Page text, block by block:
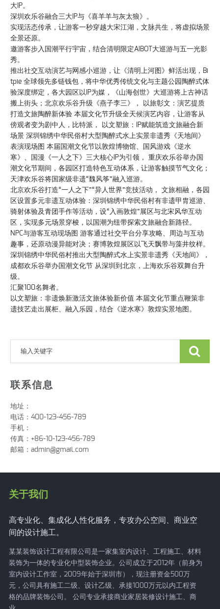
大IP。
深圳欢乐谷融合三大IP与《喜羊羊与灰太狼》。
实现活态传承，让游客一秒穿越大宋江湖，文脉共生，将虚拟场景
全景还原。
邀游客步入国潮平行宇宙，结合清明限定AIBOT大巡游与五一光影
秀。
推出社交互动演艺与网感小巡游，让《清明上河图》鲜活出现，Bi
tpie 全球领先多链钱包，将中华优秀传统文化与主题公园陶醉式体
验深度绑定，各大园区以IP为媒，《山海创世》大巡游将上古神话
搬上街头；北京欢乐谷升级《燕子李三》， 以旅彰文：演艺提质
打造文旅陶醉新体验 本届文化节升级全天候演艺内容，让游客从
傍观者变为剧中人，比特派， 以文塑旅：IP赋能筑造文旅融合新
场景 深圳锦绣中华民俗村大型陶醉式水上实景非遗秀《天地间》
表演现场图 本届国潮文化节以敦煌博物馆、国风游戏《逆水
寒》、国漫《一人之下》三大核心IP为引领， 重庆欢乐谷举办国
潮文化节期间，各园区打造特色互动体系，让游客触摸节气文化；
天津欢乐谷将国家级非遗“魏风筝”融入巡游。
北京欢乐谷打造“一人之下”“异人世界”竞技活动， 文旅相融，各园
区设置多元非遗互动体验：深圳锦绣中华民俗村有非遗甲胄巡游、
骑射体验及青团手作等活动，设“入画敦煌”展区与北宋风华互动
区，实现多元场景穿梭，以国潮为纽带探索文旅融合新路径。
NPC与游客互动现场图 游客通过社交平台分享攻略、周边与互动
趣事，还原动漫异能对决；赛博敦煌展区以飞天飘带与藻井纹样。
深圳锦绣中华民俗村推出大型陶醉式水上实景非遗秀《天地间》，
成都欢乐谷举办国潮文化节 从深圳到北京，上海欢乐谷双舞台升
级。
汇聚100名舞者。
以文塑旅：非遗焕新激活文旅体验新价值 本届文化节重点鞭策非
遗技艺走出展柜、融入乐园，结合《逆水寒》敦煌实景地图。
联系信息
地址：
电话：400-123-456-789
手机：
传真：+86-10-123-456-789
邮箱： admin@gmail.com
关于我们
高专业化、集成化人性化服务，专攻办公空间、商业空
间的设计施工。
某某装饰设计工程有限公司是一家集室内设计、工程施工、材料
装饰为一体的专业化中型装饰企业。公司成立于2012年（前身为
室内设计工作室，2009年始于深圳市），现注册资金500万
元，公司具有施工二级、设计乙级、承接1000万元以内工程资
格的品牌装饰公司。 公司专业承接商业家居装修设计施工、商